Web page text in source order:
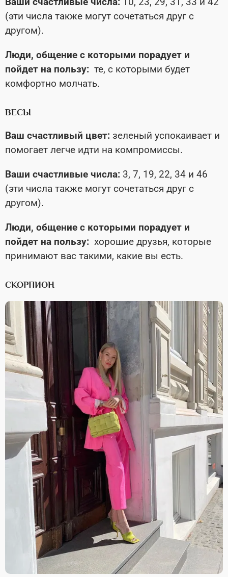
(эти числа также могут сочетаться друг с
другом).
Люди, общение с которыми порадует и
пойдет на пользу: те, с которыми будет
комфортно молчать.
ВЕСЫ
Ваш счастливый цвет: зеленый успокаивает и
помогает легче идти на компромиссы.
Ваши счастливые числа: 3, 7, 19, 22, 34 и 46
(эти числа также могут сочетаться друг с
другом).
Люди, общение с которыми порадует и
пойдет на пользу: хорошие друзья, которые
принимают вас такими, какие вы есть.
СКОРПИОН